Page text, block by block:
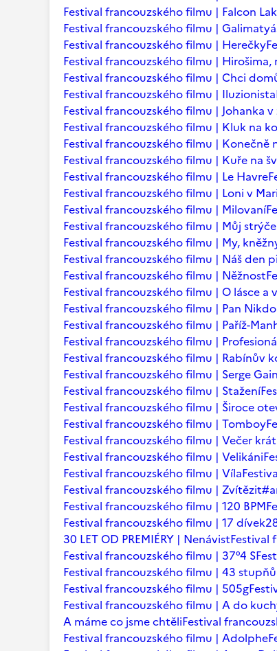
Festival francouzského filmu | Falcon
Festival francouzského filmu |
Festival francouzského filmu | Herečky
Festival francouzského filmu | Hirošima,
Festival francouzského filmu | Chci
Festival francouzského filmu | Iluzionista
Festival francouzského filmu | Johanka
Festival francouzského filmu | Kluk na
Festival francouzského filmu | Konečně
Festival francouzského filmu | Kuře na
Festival francouzského filmu | Le Havre
Festival francouzského filmu | Loni v
Festival francouzského filmu | Milovaní
Festival francouzského filmu | Můj
Festival francouzského filmu | My,
Festival francouzského filmu | Náš den
Festival francouzského filmu | Něžnost
Festival francouzského filmu | O lásce a
Festival francouzského filmu | Pan Nikdo
Festival francouzského filmu | Paříž-
Festival francouzského filmu |
Festival francouzského filmu | Rabínův
Festival francouzského filmu | Serge
Festival francouzského filmu | Stažení
Festival francouzského filmu | Široce
Festival francouzského filmu | Tomboy
Festival francouzského filmu | Večer
Festival francouzského filmu | Velikáni
Festival francouzského filmu | Víla
Festival francouzského filmu | Zvítězit
Festival francouzského filmu | 120 BPM
Festival francouzského filmu | 17 dívek
30 LET OD PREMIÉRY | NenávistFestival
Festival francouzského filmu | 37°4 S
Festival francouzského filmu | 43
Festival francouzského filmu | 505g
Festival francouzského filmu | A do
A máme co jsme chtěliFestival
Festival francouzského filmu | Adolphe